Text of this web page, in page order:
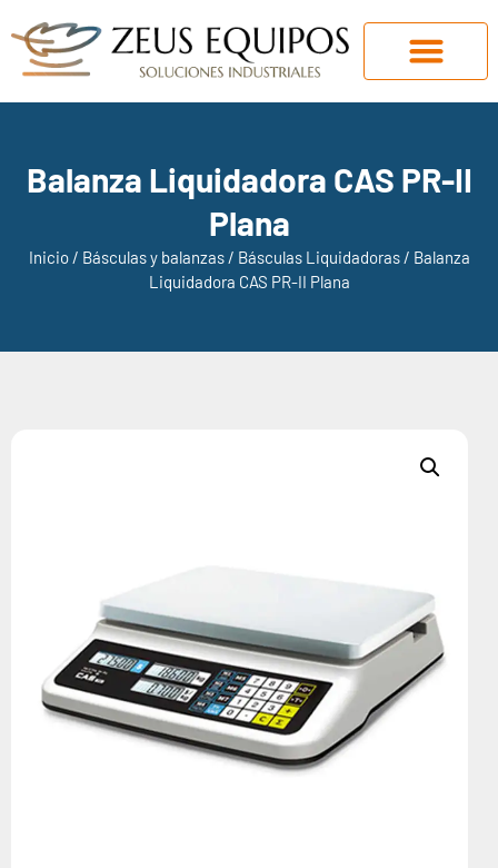
Balanza Liquidadora CAS PR-II
Plana
Inicio/ Básculas y balanzas/ Básculas Liquidadoras/ Balanza
Liquidadora CAS PR-II Plana